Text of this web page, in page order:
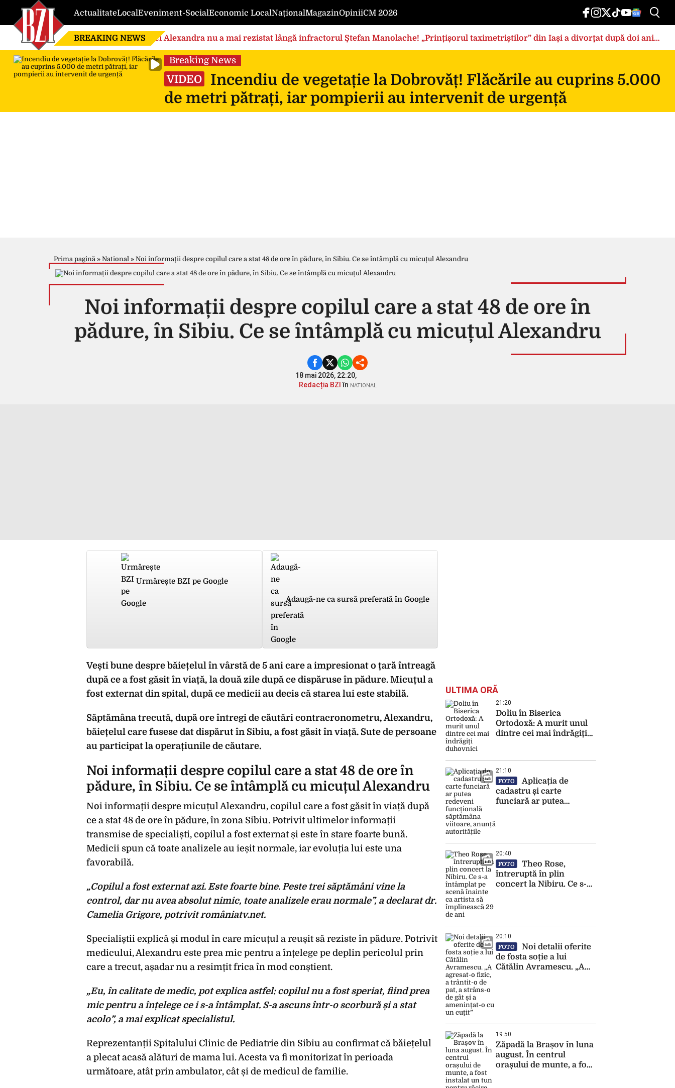
ActualitateLocalEveniment-SocialEconomic LocalNaționalMagazinOpiniiCM 2026
BREAKING NEWS Nici Alexandra nu a mai rezistat lângă infractorul Ștefan Manolache! „Prințișorul taximetriștilor” din Iași a divorţat după doi ani
de căsnicie
Breaking News
VIDEO
Incendiu de vegetație la Dobrovăț! Flăcările au cuprins 5.000
de metri pătrați, iar pompierii au intervenit de urgență
Prima pagină » National » Noi informații despre copilul care a stat 48 de ore în pădure, în Sibiu. Ce se întâmplă cu micuțul Alexandru
Noi informații despre copilul care a stat 48 de ore în
pădure, în Sibiu. Ce se întâmplă cu micuțul Alexandru
18 mai 2026, 22:20,
Redacția BZI în NATIONAL
Urmărește BZI pe Google
Adaugă-ne ca sursă preferată în Google
Vești bune despre băiețelul în vârstă de 5 ani care a impresionat o țară întreagă
după ce a fost găsit în viață, la două zile după ce dispăruse în pădure. Micuțul a
fost externat din spital, după ce medicii au decis că starea lui este stabilă.
Săptămâna trecută, după ore întregi de căutări contracronometru, Alexandru,
băiețelul care fusese dat dispărut în Sibiu, a fost găsit în viață. Sute de persoane
au participat la operațiunile de căutare.
Noi informații despre copilul care a stat 48 de ore în
pădure, în Sibiu. Ce se întâmplă cu micuțul Alexandru
Noi informații despre micuțul Alexandru, copilul care a fost găsit în viață după
ce a stat 48 de ore în pădure, în zona Sibiu. Potrivit ultimelor informații
transmise de specialiști, copilul a fost externat și este în stare foarte bună.
Medicii spun că toate analizele au ieșit normale, iar evoluția lui este una
favorabilă.
„Copilul a fost externat azi. Este foarte bine. Peste trei săptămâni vine la
control, dar nu avea absolut nimic, toate analizele erau normale”, a declarat dr.
Camelia Grigore, potrivit româniatv.net.
Specialiștii explică și modul în care micuțul a reușit să reziste în pădure. Potrivit
medicului, Alexandru este prea mic pentru a înțelege pe deplin pericolul prin
care a trecut, așadar nu a resimțit frica în mod conștient.
„Eu, în calitate de medic, pot explica astfel: copilul nu a fost speriat, fiind prea
mic pentru a înțelege ce i s-a întâmplat. S-a ascuns într-o scorbură și a stat
acolo”, a mai explicat specialistul.
Reprezentanții Spitalului Clinic de Pediatrie din Sibiu au confirmat că băiețelul
a plecat acasă alături de mama lui. Acesta va fi monitorizat în perioada
următoare, atât prin ambulator, cât și de medicul de familie.
ULTIMA ORĂ
21:20
Doliu în Biserica
Ortodoxă: A murit unul
dintre cei mai îndrăgiți
21:10
FOTO
Aplicația de
cadastru și carte
funciară ar putea
20:40
FOTO
Theo Rose,
întreruptă în plin
concert la Nibiru. Ce s-a
20:10
FOTO
Noi detalii oferite
de fosta soție a lui
Cătălin Avramescu. „A
19:50
Zăpadă la Brașov în luna
august. În centrul
orașului de munte, a fost